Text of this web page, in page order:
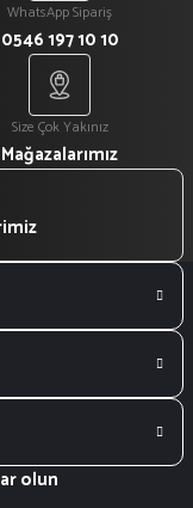
WhatsApp Sipariş
0546 197 10 10
Size Çok Yakınız
Mağazalarımız
olun